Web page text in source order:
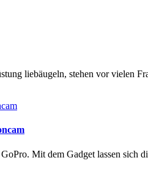
liebäugeln, stehen vor vielen
Mit dem Gadget lassen sich